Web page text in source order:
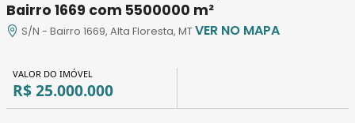
8
9
11
Bairro 1669 com 5500000 m²
S/N - Bairro 1669, Alta Floresta, MTVER NO MAPA
VALOR DO IMÓVEL
R$ 25.000.000